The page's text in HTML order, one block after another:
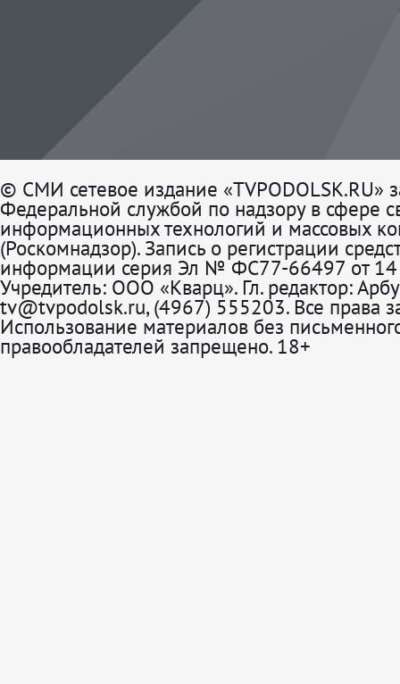
© СМИ сетевое издание «TVPODOLSK.RU»
Федеральной службой по надзору в сфере
информационных технологий и массовых
(Роскомнадзор). Запись о регистрации
информации серия Эл № ФС77-66497 от 14
Учредитель: ООО «Кварц». Гл. редактор:
tv@tvpodolsk.ru, (4967) 555203. Все права
Использование материалов без
правообладателей запрещено. 18+